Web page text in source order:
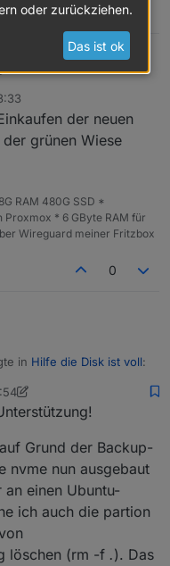
0
vom PI hat wesentlich
als der IOB
geht doch mit
der neuen
grünen Wiese
RAM 480G SSD *
* 6 GByte RAM für
Wireguard meiner Fritzbox
0
in Hilfe die Disk ist voll:
PI hat wesentlich
geht doch mit
den Raspi Imager flugs
5. Apr. 2025, 19:55
Grund der Backup-
nvme nun ausgebaut
einen Ubuntu-
ich auch die partion
löschen (rm -f .). Das
oder zurückziehen.
Das ist ok